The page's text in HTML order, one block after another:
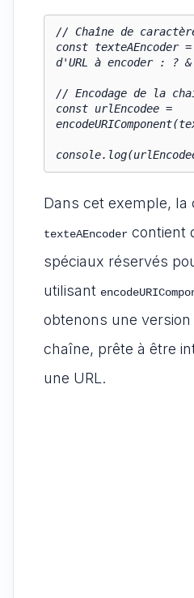
// Chaîne de
const texteAEncoder =
d'URL à encoder : ?
// Encodage de la
const urlEncodee =
Dans cet exemple, la
texteAEncoder contient
spéciaux réservés
utilisant
obtenons une version
chaîne, prête à être
une URL.